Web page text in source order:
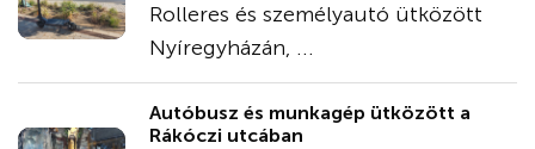
Rolleres és személyautó ütközött
Nyíregyházán, ...
Autóbusz és munkagép ütközött a
Rákóczi utcában